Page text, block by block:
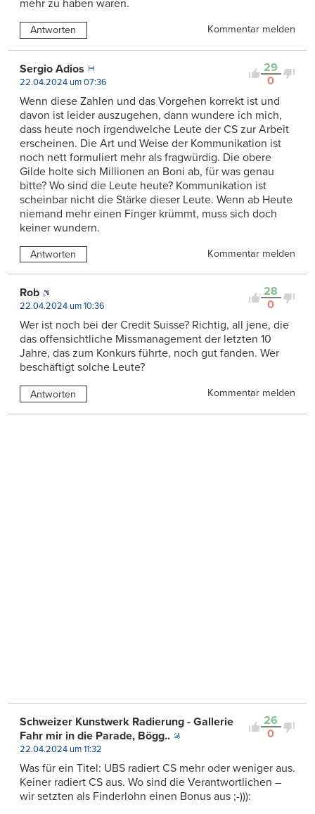
mehr zu haben waren.
Antworten Kommentar melden
29
0
Sergio Adios
22.04.2024 um 07:36
Wenn diese Zahlen und das Vorgehen korrekt ist und
davon ist leider auszugehen, dann wundere ich mich,
dass heute noch irgendwelche Leute der CS zur Arbeit
erscheinen. Die Art und Weise der Kommunikation ist
noch nett formuliert mehr als fragwürdig. Die obere
Gilde holte sich Millionen an Boni ab, für was genau
bitte? Wo sind die Leute heute? Kommunikation ist
scheinbar nicht die Stärke dieser Leute. Wenn ab Heute
niemand mehr einen Finger krümmt, muss sich doch
keiner wundern.
Antworten Kommentar melden
28
0
Rob
22.04.2024 um 10:36
Wer ist noch bei der Credit Suisse? Richtig, all jene, die
das offensichtliche Missmanagement der letzten 10
Jahre, das zum Konkurs führte, noch gut fanden. Wer
beschäftigt solche Leute?
Antworten Kommentar melden
26
0
Schweizer Kunstwerk Radierung - Gallerie
Fahr mir in die Parade, Bögg..
22.04.2024 um 11:32
Was für ein Titel: UBS radiert CS mehr oder weniger aus.
Keiner radiert CS aus. Wo sind die Verantwortlichen –
wir setzten als Finderlohn einen Bonus aus ;-))):